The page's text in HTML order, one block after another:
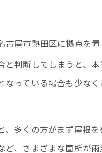
古屋市熱田区に拠点を
と判断してしまうと、
なっている場合も少な
、多くの方がまず屋根
、さまざまな箇所が